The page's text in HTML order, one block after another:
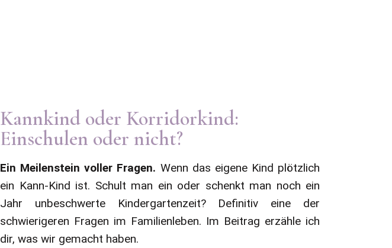
Kannkind oder Korridorkind:
Einschulen oder nicht?
Ein Meilenstein voller Fragen. Wenn das eigene Kind plötzlich
ein Kann-Kind ist. Schult man ein oder schenkt man noch ein
Jahr unbeschwerte Kindergartenzeit? Definitiv eine der
schwierigeren Fragen im Familienleben. Im Beitrag erzähle ich
dir, was wir gemacht haben.